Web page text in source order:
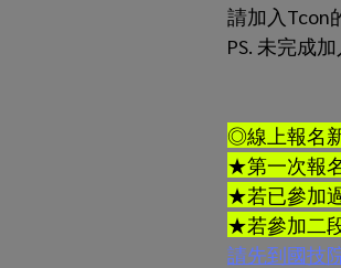
請加入Tcon
PS. 未完成
◎線上報名
★第一次報
★若已參加
★若參加二
請先到國技